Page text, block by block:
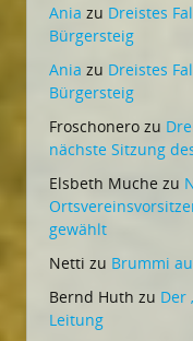
Ania zu Dreistes
Bürgersteig
Ania zu Dreistes
Bürgersteig
Froschonero zu
nächste Sitzung
Elsbeth Muche zu
gewählt
Netti zu Brummi
Bernd Huth zu Der
Leitung